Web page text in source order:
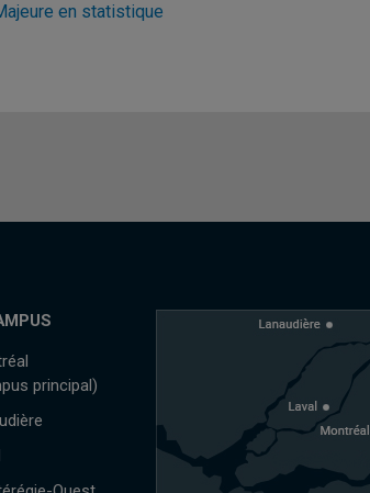
en statistique
principal)